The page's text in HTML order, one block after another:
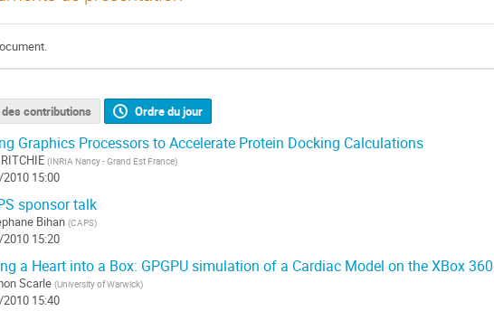
contributions Ordre du jour
Graphics Processors to Accelerate Protein Docking Calculations
(INRIA Nancy - Grand Est France)
15:00
sponsor talk
Bihan (CAPS)
15:20
a Heart into a Box: GPGPU simulation of a Cardiac Model on the XBox 360
Scarle (University of Warwick)
15:40